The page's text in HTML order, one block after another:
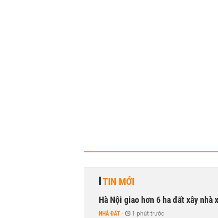
TIN MỚI
Hà Nội giao hơn 6 ha đất xây nhà
NHÀ ĐẤT - 1 phút trước